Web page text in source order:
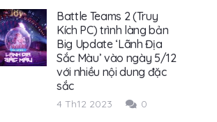
Battle Teams 2 (Truy
Kích PC) trình làng bản
Big Update ‘Lãnh Địa
Sắc Màu’ vào ngày 5/12
với nhiều nội dung đặc
sắc
4 Th12 2023 0